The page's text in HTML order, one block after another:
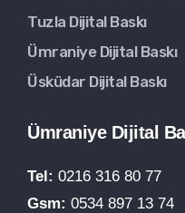
Tuzla Dijital Baskı
Ümraniye Dijital Baskı
Üsküdar Dijital Baskı
Ümraniye Dijital
Tel: 0216 316 80 77
Gsm: 0534 897 13 74